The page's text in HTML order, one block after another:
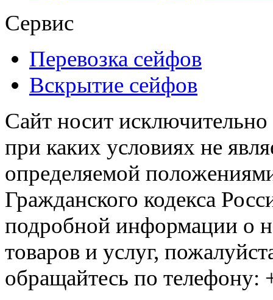
Сервис
Перевозка сейфов
Вскрытие сейфов
Сайт носит
при каких условиях не
определяемой
Гражданского кодекса
подробной информации о
товаров и услуг,
обращайтесь по